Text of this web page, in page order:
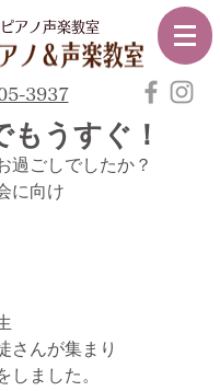
アノ声楽教室
3937
もうすぐ！
過ごしでしたか？
に向け
さんが集まり
しました。